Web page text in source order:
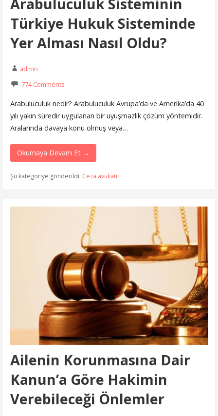
Arabuluculuk Sisteminin
Türkiye Hukuk Sisteminde
Yer Alması Nasıl Oldu?
admin
774 Comments
Arabuluculuk nedir? Arabuluculuk Avrupa’da ve Amerika’da 40
yılı yakın süredir uygulanan bir uyuşmazlık çözüm yöntemidir.
Aralarında davaya konu olmuş veya…
Okumaya Devam Et →
Şu kategoriye gönderildi: Ceza avukatı
Ailenin Korunmasına Dair
Kanun’a Göre Hakimin
Verebileceği Önlemler